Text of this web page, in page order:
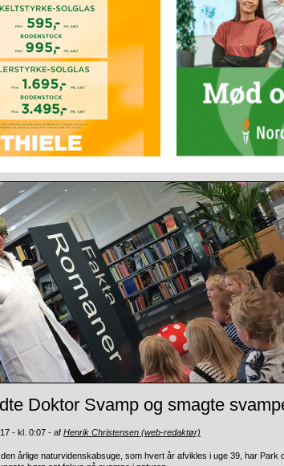
Doktor Svamp og smagte
- kl. 0:07 - af Henrik Christensen (web-redaktør)
årlige naturvidenskabsuge, som hvert år afvikles i uge 39, har Park